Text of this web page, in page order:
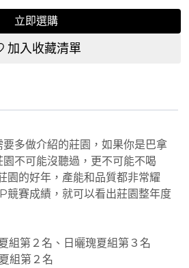
立即選購
加入收藏清單
多做介紹的莊園，如果你是巴拿
不可能沒聽過，更不可能不喝
園的好年，產能和品質都非常耀
競賽成績，就可以看出莊園整年度
第２名、日曬瑰夏組第３名
第２名